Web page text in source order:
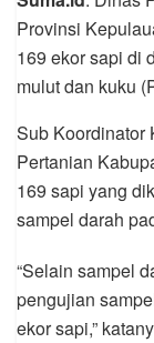
Provinsi
169 ekor sapi di
mulut dan kuku
Sub Koordinator
Pertanian
169 sapi yang
sampel darah
“Selain sampel
pengujian
ekor sapi,”